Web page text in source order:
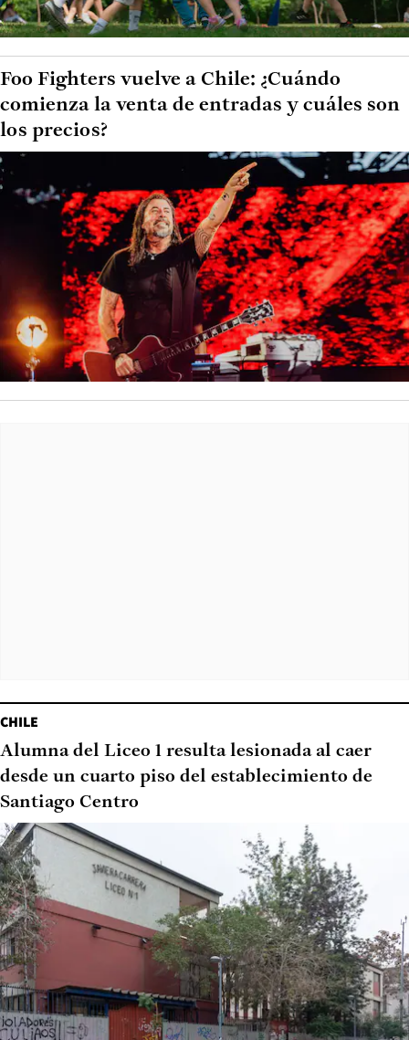
Foo Fighters vuelve a Chile: ¿Cuándo
comienza la venta de entradas y cuáles son
los precios?
CHILE
Alumna del Liceo 1 resulta lesionada al caer
desde un cuarto piso del establecimiento de
Santiago Centro